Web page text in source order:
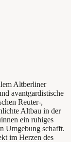
Altberliner
avantgardistische
Reuter-,
Altbau in der
ein ruhiges
Umgebung schafft.
im Herzen des